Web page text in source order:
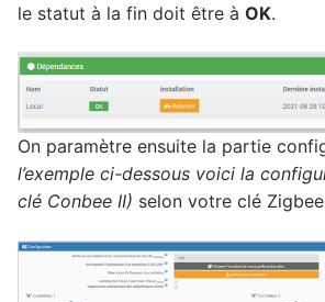
le statut à la fin doit être à OK.
On paramètre ensuite la partie
l’exemple ci-dessous voici la
clé Conbee II) selon votre clé